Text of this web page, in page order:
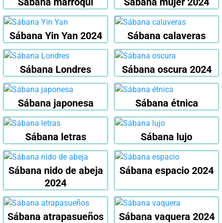
Sábana Yin Yan 2024 Sábana calaveras
Sábana Londres Sábana oscura 2024
Sábana japonesa Sábana étnica
Sábana letras Sábana lujo
Sábana nido de abeja
2024
Sábana espacio 2024
Sábana atrapasueños Sábana vaquera 2024